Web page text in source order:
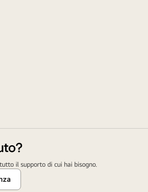
il supporto di cui hai bisogno.